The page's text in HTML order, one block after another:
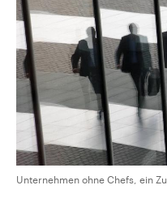
Unternehmen ohne Chefs, ein